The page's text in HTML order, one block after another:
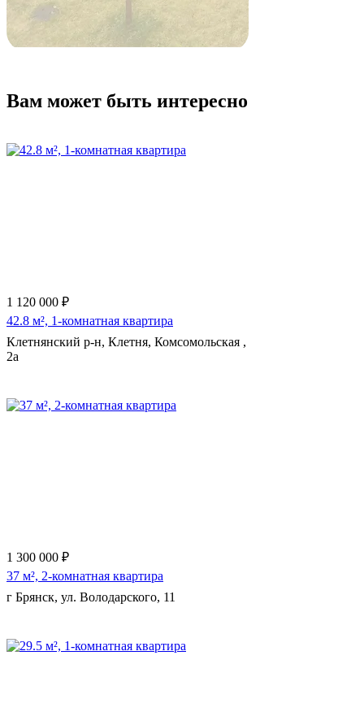
Вам может быть интересно
1 120 000 ₽
42.8 м², 1-комнатная квартира
Клетнянский р-н, Клетня, Комсомольская ,
2а
1 300 000 ₽
37 м², 2-комнатная квартира
г Брянск, ул. Володарского, 11